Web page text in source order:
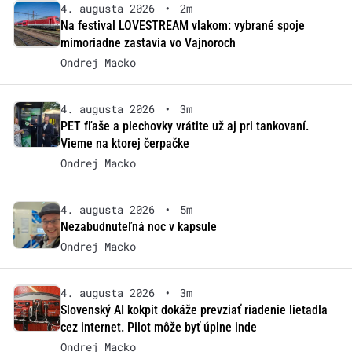
4. augusta 2026 •
2m
Na festival LOVESTREAM vlakom: vybrané spoje
mimoriadne zastavia vo Vajnoroch
Ondrej Macko
4. augusta 2026 •
3m
PET fľaše a plechovky vrátite už aj pri tankovaní.
Vieme na ktorej čerpačke
Ondrej Macko
4. augusta 2026 •
5m
Nezabudnuteľná noc v kapsule
Ondrej Macko
4. augusta 2026 •
3m
Slovenský AI kokpit dokáže prevziať riadenie lietadla
cez internet. Pilot môže byť úplne inde
Ondrej Macko